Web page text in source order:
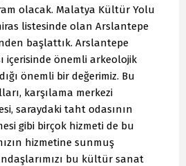
olacak. Malatya Kültür Yolu
listesinde olan Arslantepe
başlattık. Arslantepe
içerisinde önemli arkeolojik
önemli bir değerimiz. Bu
karşılama merkezi
saraydaki taht odasının
gibi birçok hizmeti de bu
hizmetine sunmuş
bu kültür sanat